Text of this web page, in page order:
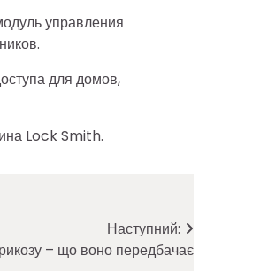
управления
для домов,
Lock Smith.
Наступний:
– що воно передбачає